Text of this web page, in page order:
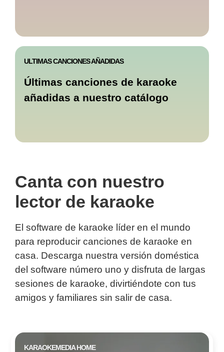
ULTIMAS CANCIONES AÑADIDAS
Últimas canciones de karaoke
añadidas a nuestro catálogo
Canta con nuestro
lector de karaoke
El software de karaoke líder en el mundo
para reproducir canciones de karaoke en
casa. Descarga nuestra versión doméstica
del software número uno y disfruta de largas
sesiones de karaoke, divirtiéndote con tus
amigos y familiares sin salir de casa.
KARAOKEMEDIA HOME